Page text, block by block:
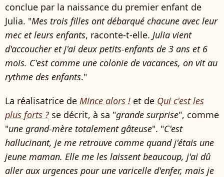
conclue par la naissance du premier enfant de
Julia. "Mes trois filles ont débarqué chacune avec leur
mec et leurs enfants, raconte-t-elle. Julia vient
d'accoucher et j'ai deux petits-enfants de 3 ans et 6
mois. C'est comme une colonie de vacances, on vit au
rythme des enfants."
La réalisatrice de Mince alors ! et de Qui c'est les
plus forts ? se décrit, à sa "grande surprise", comme
"une grand-mère totalement gâteuse". "C'est
hallucinant, je me retrouve comme quand j'étais une
jeune maman. Elle me les laissent beaucoup, j'ai dû
aller aux urgences pour une varicelle d'enfer, mais je